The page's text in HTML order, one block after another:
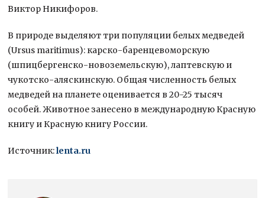
Виктор Никифоров.
В природе выделяют три популяции белых медведей
(Ursus maritimus): карско-баренцевоморскую
(шпицбергенско-новоземельскую), лаптевскую и
чукотско-аляскинскую. Общая численность белых
медведей на планете оценивается в 20-25 тысяч
особей. Животное занесено в международную Красную
книгу и Красную книгу России.
Источник:lenta.ru